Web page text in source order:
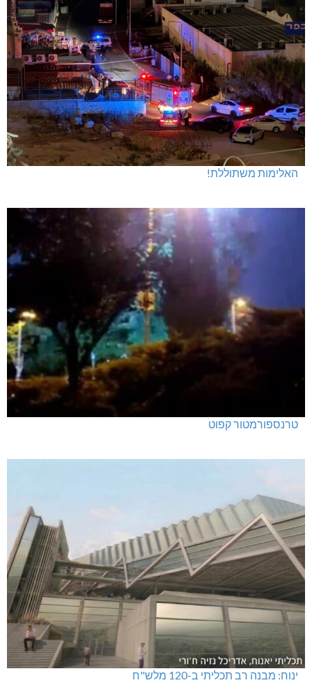
האלימות משתוללת!
טרנספורמטור קפוט
ינוח: מבנה רב תכליתי ב-120 מלש"ח